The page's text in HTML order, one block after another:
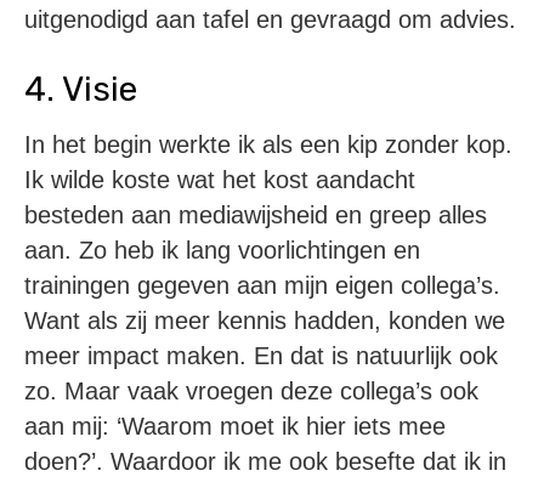
uitgenodigd aan tafel en gevraagd om advies.
4. Visie
In het begin werkte ik als een kip zonder kop.
Ik wilde koste wat het kost aandacht
besteden aan mediawijsheid en greep alles
aan. Zo heb ik lang voorlichtingen en
trainingen gegeven aan mijn eigen collega’s.
Want als zij meer kennis hadden, konden we
meer impact maken. En dat is natuurlijk ook
zo. Maar vaak vroegen deze collega’s ook
aan mij: ‘Waarom moet ik hier iets mee
doen?’. Waardoor ik me ook besefte dat ik in